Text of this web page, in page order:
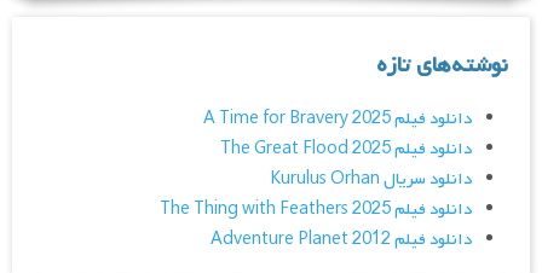
نوشته‌های تازه
دانلود فیلم A Time for Bravery 2025
دانلود فیلم The Great Flood 2025
دانلود سریال Kurulus Orhan
دانلود فیلم The Thing with Feathers 2025
دانلود فیلم Adventure Planet 2012